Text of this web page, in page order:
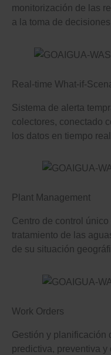
monitorización de las
a la toma de
Real-time What-if-
Sistema de alerta
colectores, conectado
los datos en tiempo
Plant Management
Centro de control
tratamiento de las
de su situación
Work Orders
Gestión y planificación
predictiva, preventiva